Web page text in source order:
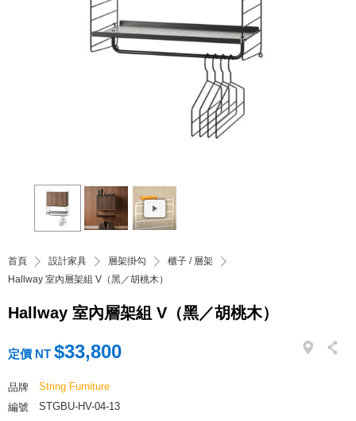
首頁 設計家具 層架掛勾
櫃子 / 層架
Hallway 室內層架組 V（黑／胡桃木）
Hallway 室內層架組 V（黑／胡桃木）
定價 NT $33,800
品牌
String Furniture
編號
STGBU-HV-04-13